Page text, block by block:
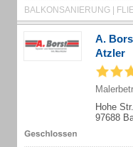
A.
Atzler
Hohe
97688